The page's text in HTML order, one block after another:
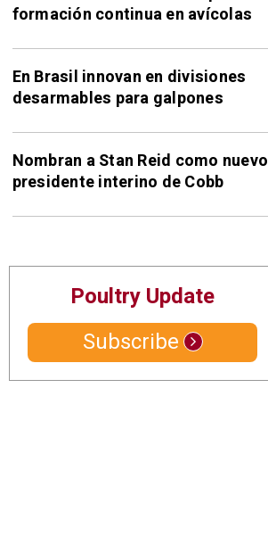
formación continua en avícolas
En Brasil innovan en divisiones
desarmables para galpones
Nombran a Stan Reid como nuevo
presidente interino de Cobb
Poultry Update
Subscribe